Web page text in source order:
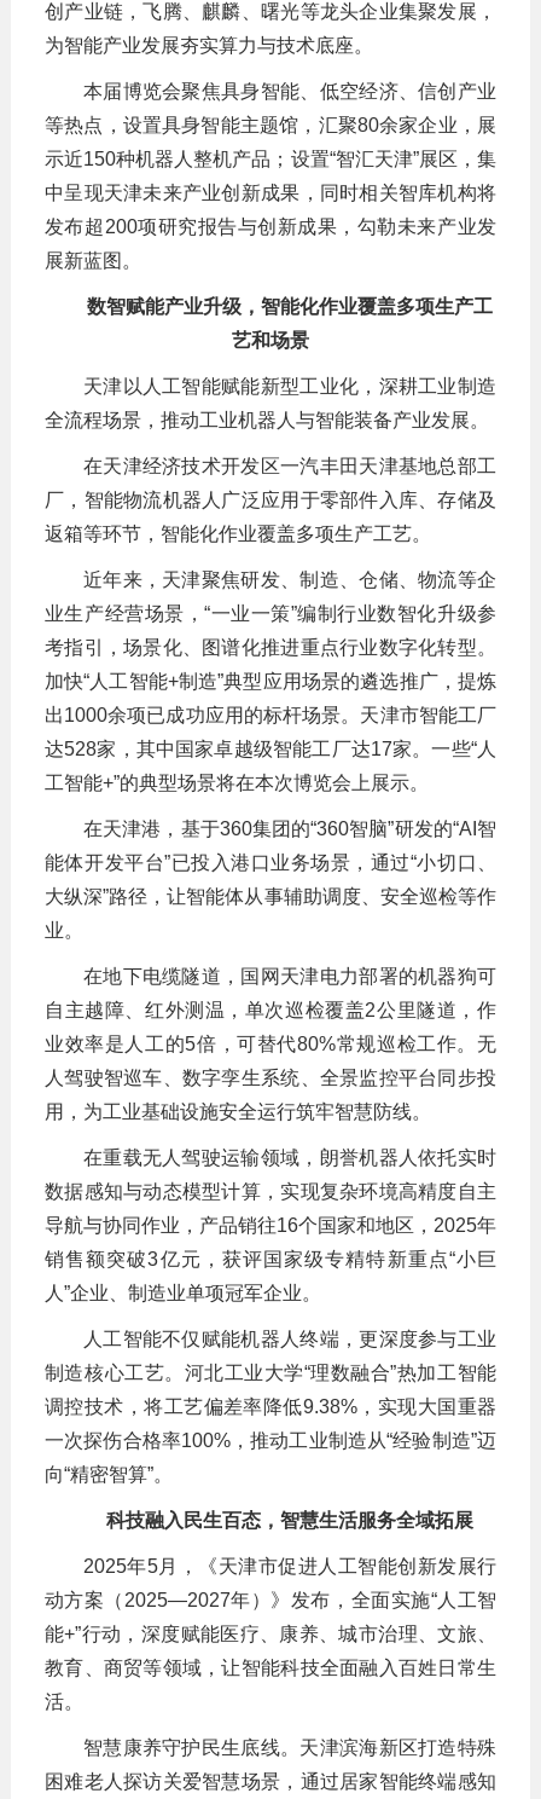
创产业链，飞腾、麒麟、曙光等龙头企业集聚发展，
为智能产业发展夯实算力与技术底座。
本届博览会聚焦具身智能、低空经济、信创产业
等热点，设置具身智能主题馆，汇聚80余家企业，展
示近150种机器人整机产品；设置“智汇天津”展区，集
中呈现天津未来产业创新成果，同时相关智库机构将
发布超200项研究报告与创新成果，勾勒未来产业发
展新蓝图。
数智赋能产业升级，智能化作业覆盖多项生产工
艺和场景
天津以人工智能赋能新型工业化，深耕工业制造
全流程场景，推动工业机器人与智能装备产业发展。
在天津经济技术开发区一汽丰田天津基地总部工
厂，智能物流机器人广泛应用于零部件入库、存储及
返箱等环节，智能化作业覆盖多项生产工艺。
近年来，天津聚焦研发、制造、仓储、物流等企
业生产经营场景，“一业一策”编制行业数智化升级参
考指引，场景化、图谱化推进重点行业数字化转型。
加快“人工智能+制造”典型应用场景的遴选推广，提炼
出1000余项已成功应用的标杆场景。天津市智能工厂
达528家，其中国家卓越级智能工厂达17家。一些“人
工智能+”的典型场景将在本次博览会上展示。
在天津港，基于360集团的“360智脑”研发的“AI智
能体开发平台”已投入港口业务场景，通过“小切口、
大纵深”路径，让智能体从事辅助调度、安全巡检等作
业。
在地下电缆隧道，国网天津电力部署的机器狗可
自主越障、红外测温，单次巡检覆盖2公里隧道，作
业效率是人工的5倍，可替代80%常规巡检工作。无
人驾驶智巡车、数字孪生系统、全景监控平台同步投
用，为工业基础设施安全运行筑牢智慧防线。
在重载无人驾驶运输领域，朗誉机器人依托实时
数据感知与动态模型计算，实现复杂环境高精度自主
导航与协同作业，产品销往16个国家和地区，2025年
销售额突破3亿元，获评国家级专精特新重点“小巨
人”企业、制造业单项冠军企业。
人工智能不仅赋能机器人终端，更深度参与工业
制造核心工艺。河北工业大学“理数融合”热加工智能
调控技术，将工艺偏差率降低9.38%，实现大国重器
一次探伤合格率100%，推动工业制造从“经验制造”迈
向“精密智算”。
科技融入民生百态，智慧生活服务全域拓展
2025年5月，《天津市促进人工智能创新发展行
动方案（2025—2027年）》发布，全面实施“人工智
能+”行动，深度赋能医疗、康养、城市治理、文旅、
教育、商贸等领域，让智能科技全面融入百姓日常生
活。
智慧康养守护民生底线。天津滨海新区打造特殊
困难老人探访关爱智慧场景，通过居家智能终端感知